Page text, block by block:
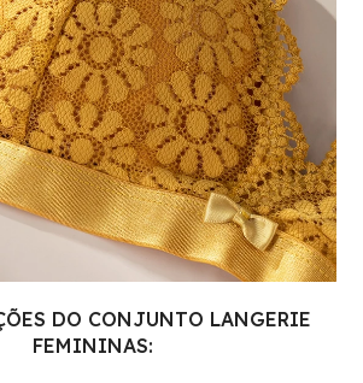
DO CONJUNTO LANGERIE
FEMININAS: